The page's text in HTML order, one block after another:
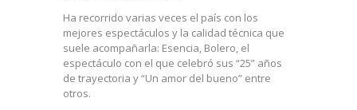
Ha recorrido varias veces el país con los
mejores espectáculos y la calidad técnica que
suele acompañarla: Esencia, Bolero, el
espectáculo con el que celebró sus “25” años
de trayectoria y “Un amor del bueno” entre
otros.